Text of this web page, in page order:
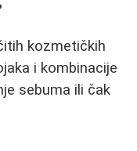
kozmetičkih
i kombinacije
sebuma ili čak